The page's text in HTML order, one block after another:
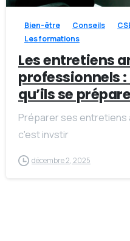
Bien-être Conseils
Les formations
Les entretiens
professionnels
qu’ils se
Préparer ses
c'est invstir
décembre 2, 2025